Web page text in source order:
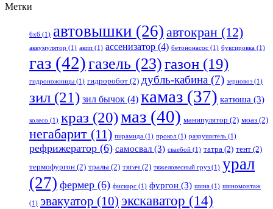
Метки
6x6 (1) автовышки (26) автокран (12)
аккумулятор (1) акпп (1) ассенизатор (4) бетононасос (1) буксировка (1)
газ (42)газель (23)газон (19)
гидроножницы (1) гидроробот (2) дубль-кабина (7) зерновоз (1)
зил (21) зил бычок (4) камаз (37) катюша (3)
колесо (1) краз (20)маз (40) манипулятор (2) моаз (2)
негабарит (11) пирамида (1) прокол (1) разрушитель (1)
рефрижератор (6) самосвал (3) сваебой (1) татра (2) тент (2)
термофургон (2) тралы (2) тягач (2) тяжеловесный груз (1) урал
(27) фермер (6) фискарс (1) фургон (3) шина (1) шиномонтаж
(1) эвакуатор (10) экскаватор (14)